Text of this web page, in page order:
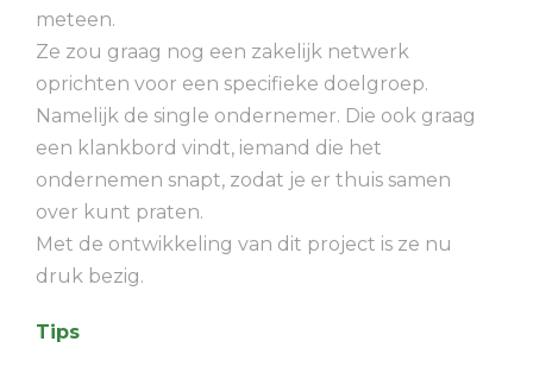
meteen.
Ze zou graag nog een zakelijk netwerk
oprichten voor een specifieke doelgroep.
Namelijk de single ondernemer. Die ook graag
een klankbord vindt, iemand die het
ondernemen snapt, zodat je er thuis samen
over kunt praten.
Met de ontwikkeling van dit project is ze nu
druk bezig.
Tips